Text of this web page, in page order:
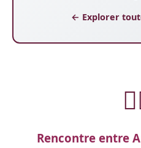
← Explorer
Rencontre entre